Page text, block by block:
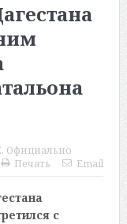
, Официально
Печать
Email
с